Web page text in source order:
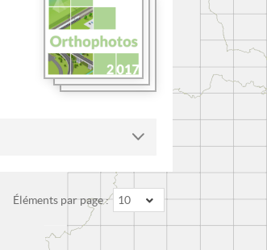
Éléments par page : 10